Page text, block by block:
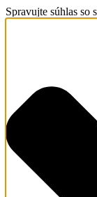
Spravujte súhlas so